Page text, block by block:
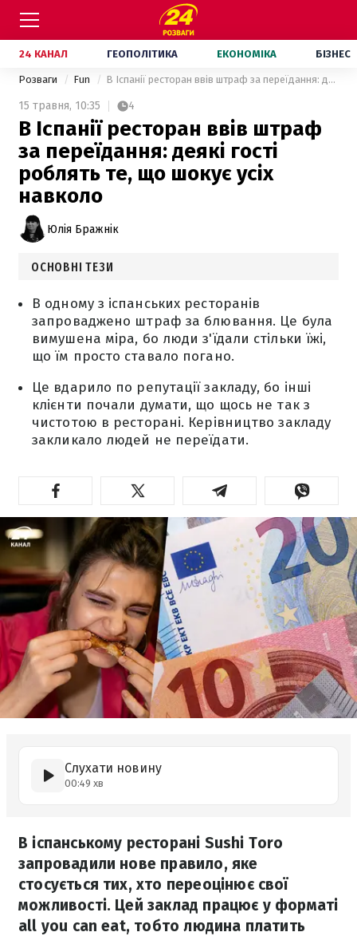
24 КАНАЛ ГЕОПОЛІТИКА ЕКОНОМІКА БІЗНЕС
Розваги Fun В Іспанії ресторан ввів штраф за переїдання: деякі гості роблять те, що шокує усіх навколо
15 травня, 10:35 4
В Іспанії ресторан ввів штраф
за переїдання: деякі гості
роблять те, що шокує усіх
навколо
Юлія Бражнік
ОСНОВНІ ТЕЗИ
В одному з іспанських ресторанів
запроваджено штраф за блювання. Це була
вимушена міра, бо люди з'їдали стільки їжі,
що їм просто ставало погано.
Це вдарило по репутації закладу, бо інші
клієнти почали думати, що щось не так з
чистотою в ресторані. Керівництво закладу
закликало людей не переїдати.
Слухати новину
00:49 хв
В іспанському ресторані Sushi Toro
запровадили нове правило, яке
стосується тих, хто переоцінює свої
можливості. Цей заклад працює у форматі
all you can eat, тобто людина платить